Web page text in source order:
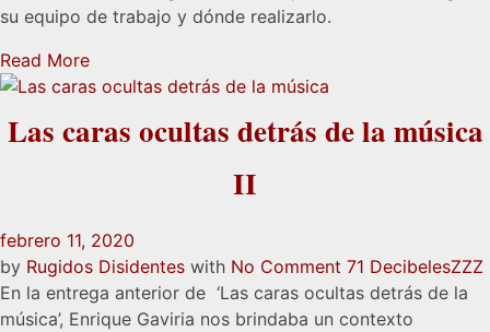
su equipo de trabajo y dónde realizarlo.
Read More
Las caras ocultas detrás de la música
II
febrero 11, 2020
by Rugidos Disidentes with No Comment 71 DecibelesZZZ
En la entrega anterior de ‘Las caras ocultas detrás de la
música’, Enrique Gaviria nos brindaba un contexto